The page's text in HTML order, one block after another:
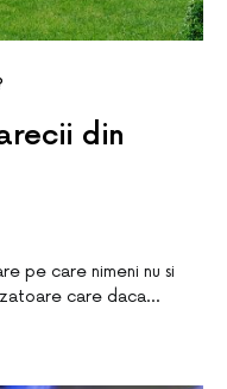
din
pe care nimeni nu si
care daca…